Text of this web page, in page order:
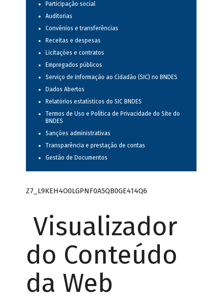
Participação social
Auditorias
Convênios e transferências
Receitas e despesas
Licitações e contratos
Empregados públicos
Serviço de Informação ao Cidadão (SIC) no BNDES
Dados Abertos
Relatórios estatísticos do SIC BNDES
Termos de Uso e Política de Privacidade do Site do
BNDES
Sanções administrativas
Transparência e prestação de contas
Gestão de Documentos
Z7_L9KEH4O0LGPNF0A5QB0GE414Q6
Visualizador
do Conteúdo
da Web